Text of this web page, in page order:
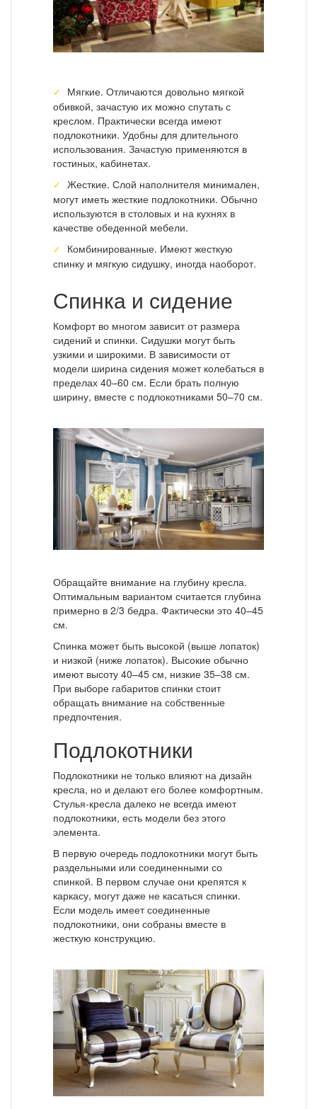
Мягкие. Отличаются довольно мягкой
обивкой, зачастую их можно спутать с
креслом. Практически всегда имеют
подлокотники. Удобны для длительного
использования. Зачастую применяются в
гостиных, кабинетах.
Жесткие. Слой наполнителя минимален,
могут иметь жесткие подлокотники. Обычно
используются в столовых и на кухнях в
качестве обеденной мебели.
Комбинированные. Имеют жесткую
спинку и мягкую сидушку, иногда наоборот.
Спинка и сидение
Комфорт во многом зависит от размера
сидений и спинки. Сидушки могут быть
узкими и широкими. В зависимости от
модели ширина сидения может колебаться в
пределах 40–60 см. Если брать полную
ширину, вместе с подлокотниками 50–70 см.
Обращайте внимание на глубину кресла.
Оптимальным вариантом считается глубина
примерно в 2/3 бедра. Фактически это 40–45
см.
Спинка может быть высокой (выше лопаток)
и низкой (ниже лопаток). Высокие обычно
имеют высоту 40–45 см, низкие 35–38 см.
При выборе габаритов спинки стоит
обращать внимание на собственные
предпочтения.
Подлокотники
Подлокотники не только влияют на дизайн
кресла, но и делают его более комфортным.
Стулья-кресла далеко не всегда имеют
подлокотники, есть модели без этого
элемента.
В первую очередь подлокотники могут быть
раздельными или соединенными со
спинкой. В первом случае они крепятся к
каркасу, могут даже не касаться спинки.
Если модель имеет соединенные
подлокотники, они собраны вместе в
жесткую конструкцию.